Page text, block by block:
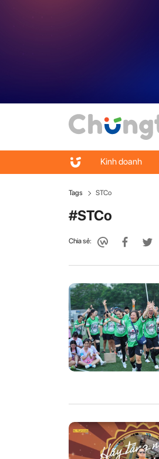
Kinh doanh
Tags STCo
#STCo
Chia sẻ: